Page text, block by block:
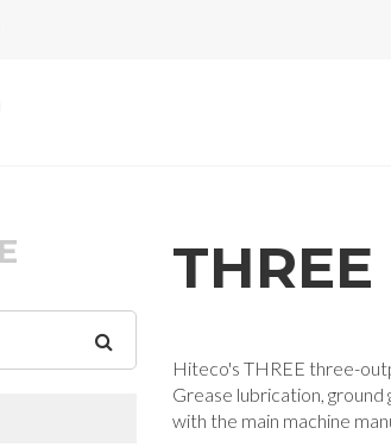
THREE
Hiteco's THREE three-
Grease lubrication,
with the main machine